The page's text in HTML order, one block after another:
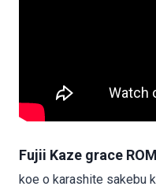
Fujii Kaze grace
koe o karashite sakebu